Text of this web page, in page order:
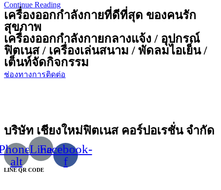
Continue Readingเทศบาล
ตำบล
สันทราย
หลวง
จังหวัด
เชียงใหม่
เครื่องออกกำลังกายที่ดีที่สุด ของคนรัก
สุขภาพ
เครื่องออกกำลังกายกลางแจ้ง / อุปกรณ์
ฟิตเนส / เครื่องเล่นสนาม / พัดลมไอเย็น /
เต็นท์จัดกิจกรรม
ช่องทางการติดต่อ
บริษัท เชียงใหม่ฟิตเนส คอร์ปอเรชั่น จำกัด
alt
Line
Facebook-
f
LINE QR CODE